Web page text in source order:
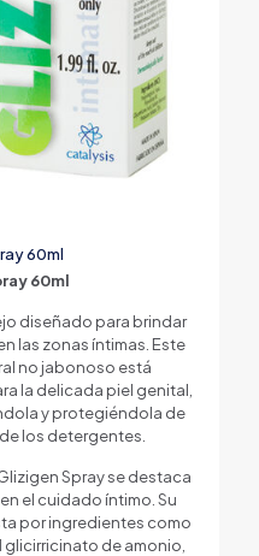
60ml
60ml
diseñado para brindar
las zonas íntimas. Este
no jabonoso está
la delicada piel genital,
y protegiéndola de
los detergentes.
Spray se destaca
el cuidado íntimo. Su
por ingredientes como
de amonio,